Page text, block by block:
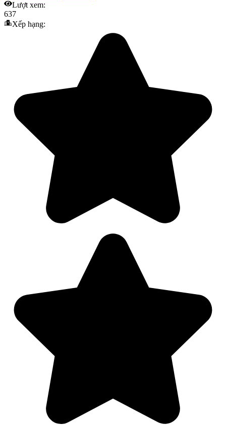
Lượt xem:
637
Xếp hạng: